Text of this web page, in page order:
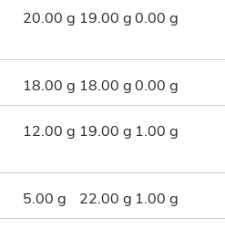
20.00 g 19.00 g 0.00 g
18.00 g 18.00 g 0.00 g
12.00 g 19.00 g 1.00 g
5.00 g 22.00 g 1.00 g